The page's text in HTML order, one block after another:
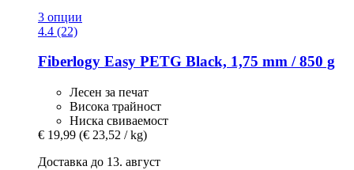
3 опции
4.4 (22)
Fiberlogy Easy PETG Black, 1,75 mm / 850 g
Лесен за печат
Висока трайност
Ниска свиваемост
€ 19,99 (€ 23,52 / kg)
Доставка до 13. август